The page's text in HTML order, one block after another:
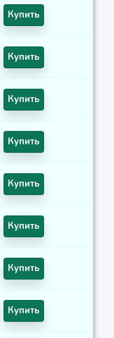
Купить
Купить
Купить
Купить
Купить
Купить
Купить
Купить